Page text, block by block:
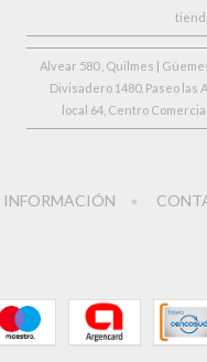
Alvear 580 , Quilmes |
Divisadero 1480, Paseo las
local 64, Centro
INFORMACIÓN